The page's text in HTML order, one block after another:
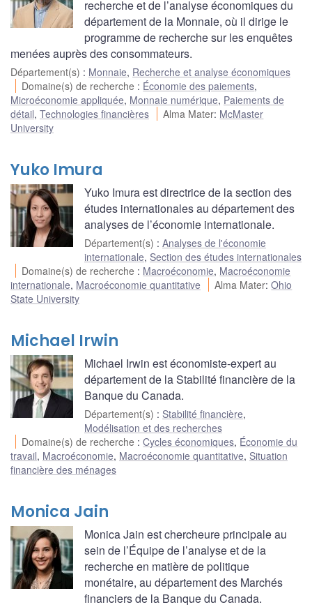
recherche et de l’analyse économiques du
département de la Monnaie, où il dirige le
programme de recherche sur les enquêtes
menées auprès des consommateurs.
Département(s) : Monnaie, Recherche et analyse économiques
Domaine(s) de recherche : Économie des paiements,
Microéconomie appliquée, Monnaie numérique, Paiements de
détail, Technologies financières Alma Mater: McMaster
University
Yuko Imura
Yuko Imura est directrice de la section des
études internationales au département des
analyses de l’économie internationale.
Département(s) : Analyses de l'économie
internationale, Section des études internationales
Domaine(s) de recherche : Macroéconomie, Macroéconomie
internationale, Macroéconomie quantitative Alma Mater:Ohio
State University
Michael Irwin
Michael Irwin est économiste-expert au
département de la Stabilité financière de la
Banque du Canada.
Département(s) : Stabilité financière,
Modélisation et des recherches
Domaine(s) de recherche :Cycles économiques, Économie du
travail, Macroéconomie, Macroéconomie quantitative, Situation
financière des ménages
Monica Jain
Monica Jain est chercheure principale au
sein de l’Équipe de l’analyse et de la
recherche en matière de politique
monétaire, au département des Marchés
financiers de la Banque du Canada.